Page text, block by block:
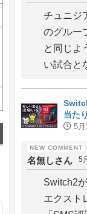
チュニジ
のグルー
と同じよ
い試合と
当た
イッ5月
名無しさん 5
Switch2
エクスト